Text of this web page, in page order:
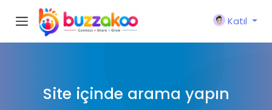
Katıl
Site içinde arama yapın